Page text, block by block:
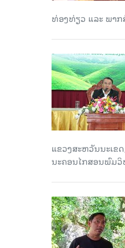
ທ່ອງທ່ຽວ ແລະ ພາກ
ແຂວງສະຫວັນນະເ
ນະຄອນໄກສອນພົມວິ